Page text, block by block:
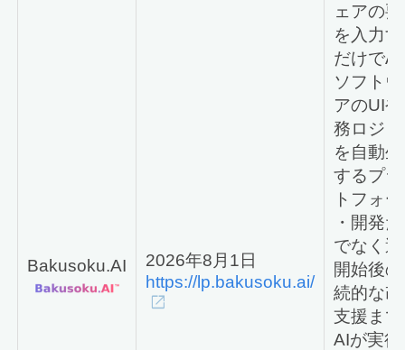
Bakusoku.AI
2026年8月1日
https://lp.bakusoku.ai/
ェアの
を入力
だけでAI
ソフト
アのUI
務ロジ
を自動
するプ
トフォ
・開発
でなく
開始後
続的な
支援ま
AIが実行